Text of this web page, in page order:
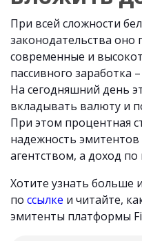
При всей сложности
законодательства оно
современные и
пассивного заработка
На сегодняшний день
вкладывать валюту и
При этом процентная
надежность
агентством, а доход по
Хотите узнать больше
по ссылке и читайте,
эмитенты платформы